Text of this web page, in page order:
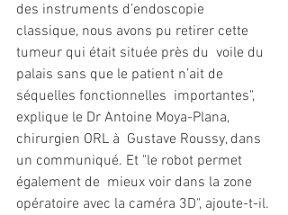
des instruments d’endoscopie
classique, nous avons pu retirer cette
tumeur qui était située près du  voile du
palais sans que le patient n’ait de
séquelles fonctionnelles  importantes",
explique le Dr Antoine Moya-Plana,
chirurgien ORL à  Gustave Roussy, dans
un communiqué. Et "le robot permet
également de  mieux voir dans la zone
opératoire avec la caméra 3D", ajoute-t-il.